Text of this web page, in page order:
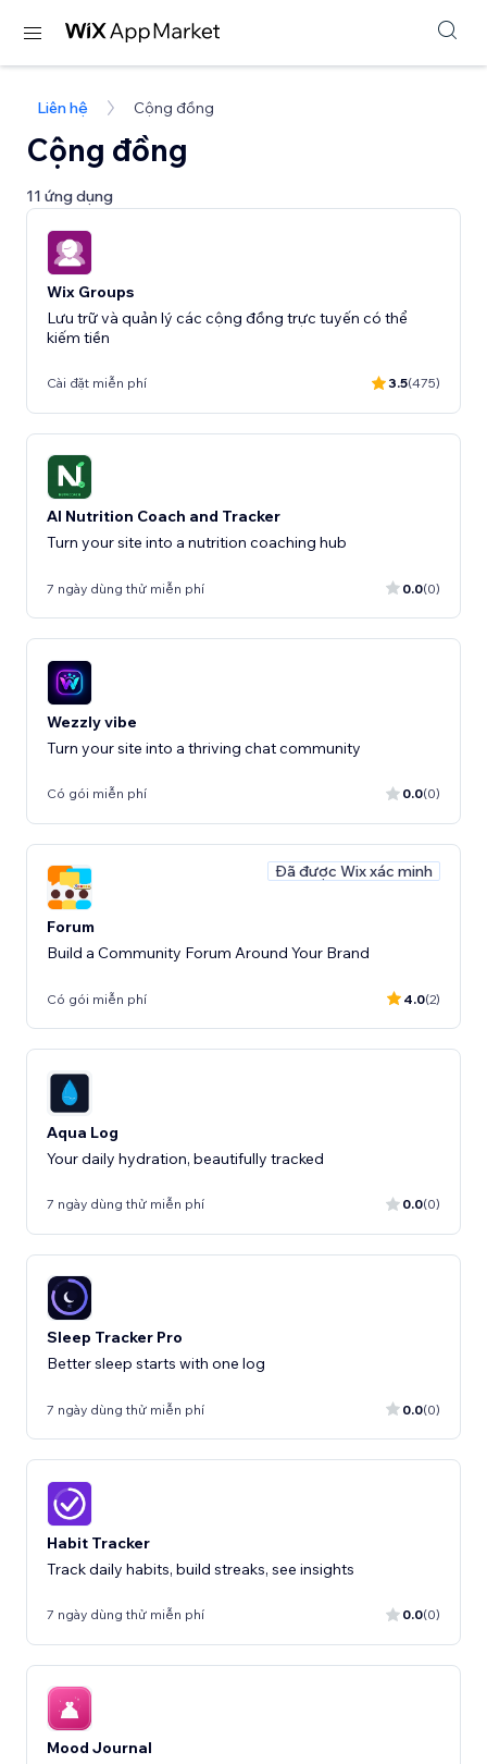
Liên hệ Cộng đồng
Cộng đồng
11 ứng dụng
Wix Groups
Lưu trữ và quản lý các cộng đồng trực tuyến có thể
kiếm tiền
Cài đặt miễn phí 3.5(475)
AI Nutrition Coach and Tracker
Turn your site into a nutrition coaching hub
7 ngày dùng thử miễn phí 0.0(0)
Wezzly vibe
Turn your site into a thriving chat community
Có gói miễn phí 0.0(0)
Đã được Wix xác minh
Forum
Build a Community Forum Around Your Brand
Có gói miễn phí 4.0(2)
Aqua Log
Your daily hydration, beautifully tracked
7 ngày dùng thử miễn phí 0.0(0)
Sleep Tracker Pro
Better sleep starts with one log
7 ngày dùng thử miễn phí 0.0(0)
Habit Tracker
Track daily habits, build streaks, see insights
7 ngày dùng thử miễn phí 0.0(0)
Mood Journal